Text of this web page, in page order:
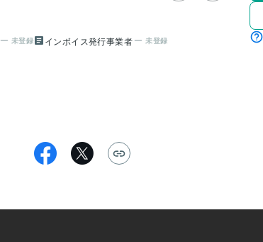
未登録 インボイス発行事業者 未登録